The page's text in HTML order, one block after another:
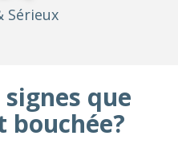
Sérieux
que
bouchée?